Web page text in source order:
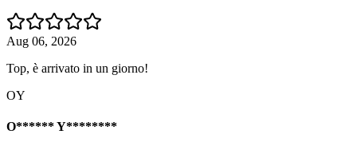
Aug 06, 2026
Top, è arrivato in un giorno!
OY
O****** Y********